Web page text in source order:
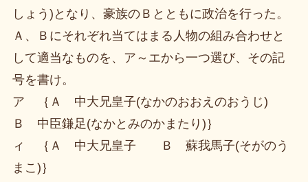
しょう)となり、豪族のＢとともに政治を行った。
Ａ、Ｂにそれぞれ当てはまる人物の組み合わせと
して適当なものを、ア～エから一つ選び、その記
号を書け。
ア ｛Ａ 中大兄皇子(なかのおおえのおうじ)
Ｂ 中臣鎌足(なかとみのかまたり)｝
ィ ｛Ａ 中大兄皇子 Ｂ 蘇我馬子(そがのう
まこ)｝